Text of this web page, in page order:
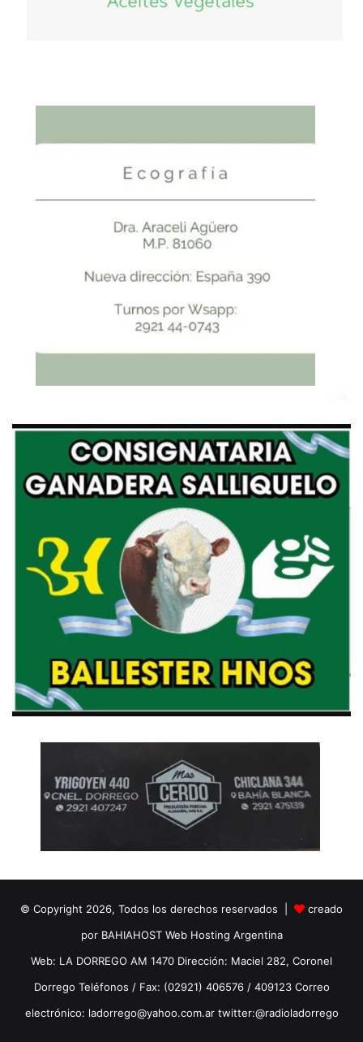
© Copyright 2026, Todos los derechos reservados |
creado
por BAHIAHOST Web Hosting Argentina
Web: LA DORREGO AM 1470 Dirección: Maciel 282, Coronel
Dorrego Teléfonos / Fax: (02921) 406576 / 409123 Correo
electrónico: ladorrego@yahoo.com.ar twitter:@radioladorrego